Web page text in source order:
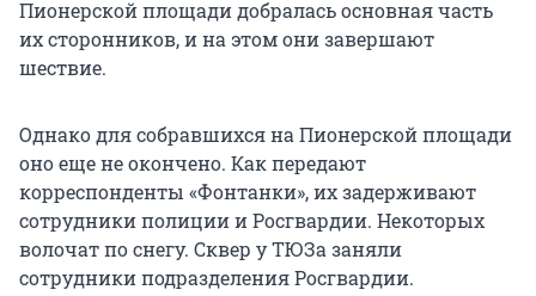
Пионерской площади добралась основная часть
их сторонников, и на этом они завершают
шествие.
Однако для собравшихся на Пионерской площади
оно еще не окончено. Как передают
корреспонденты «Фонтанки», их задерживают
сотрудники полиции и Росгвардии. Некоторых
волочат по снегу. Сквер у ТЮЗа заняли
сотрудники подразделения Росгвардии.